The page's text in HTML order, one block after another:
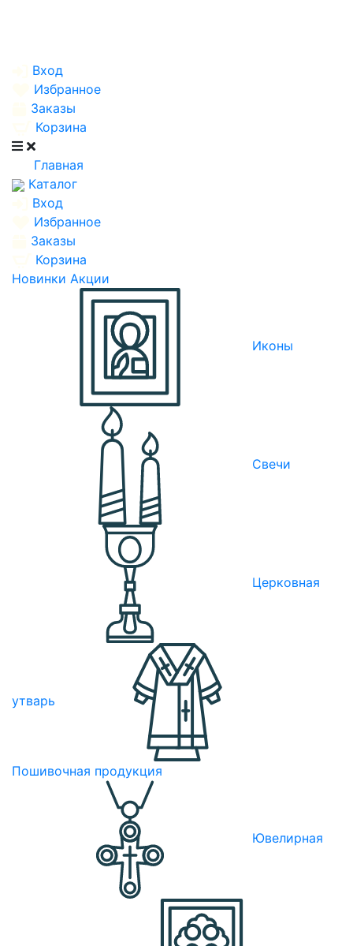
Вход
Избранное
Заказы
Корзина
Главная
Каталог
Вход
Избранное
Заказы
Корзина
Новинки Акции
Иконы
Свечи
Церковная
утварь
Пошивочная продукция
Ювелирная